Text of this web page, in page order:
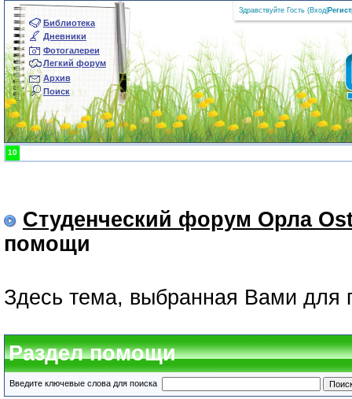
Библиотека
Дневники
Фотогалереи
Легкий форум
Архив
Поиск
Здравствуйте Гость (Вход
10
Студенческий форум Орла
помощи
Здесь тема, выбранная Вами для
Раздел помощи
Введите ключевые слова для поиска